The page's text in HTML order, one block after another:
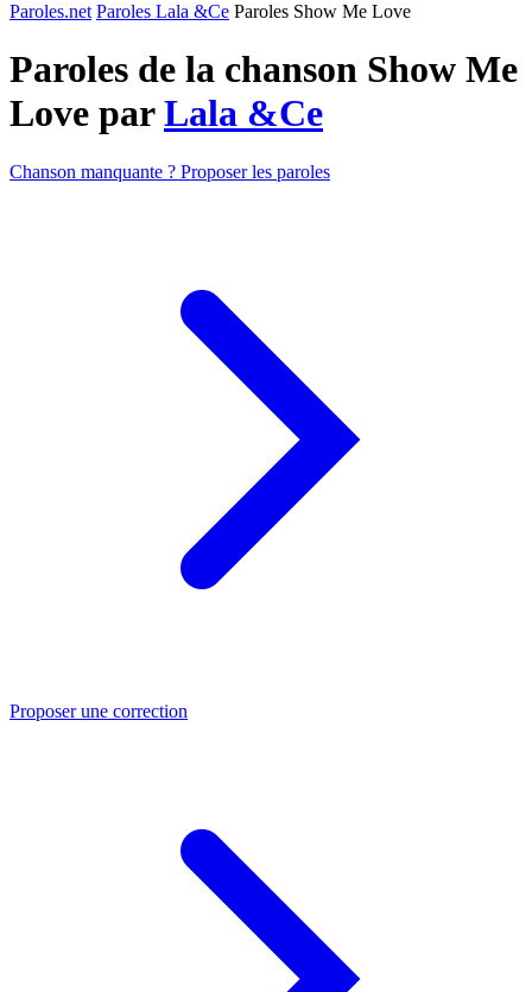
Paroles.net Paroles Lala &Ce Paroles Show Me Love
Paroles de la chanson Show Me
Love parLala &Ce
Chanson manquante ? Proposer les paroles
Proposer une correction